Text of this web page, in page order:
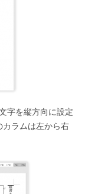
字を縦方向に設定
カラムは左から右